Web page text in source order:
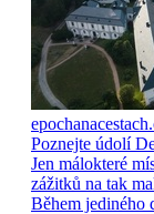
Poznejte údolí
Jen málokteré
zážitků na tak
Během jediného